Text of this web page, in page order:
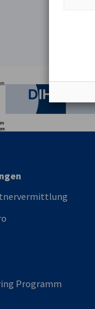
Bundesministerium
Programm